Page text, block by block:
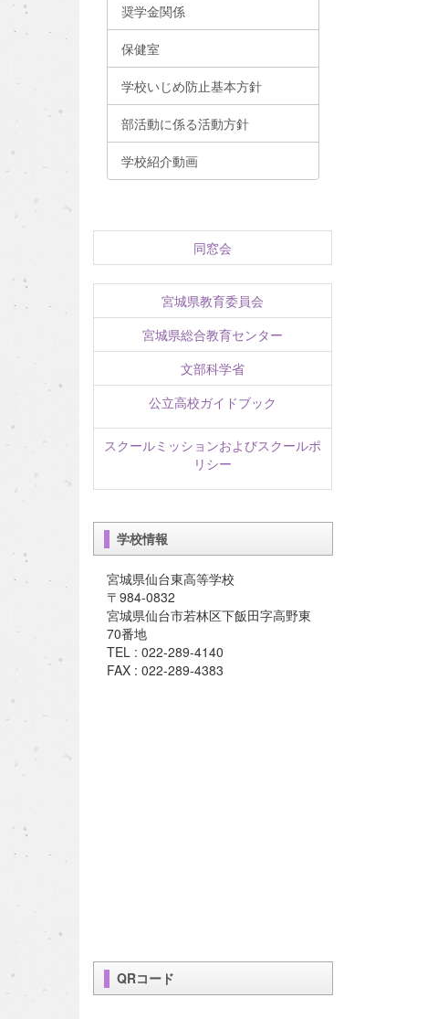
奨学金関係
保健室
学校いじめ防止基本方針
部活動に係る活動方針
学校紹介動画
同窓会
宮城県教育委員会
宮城県総合教育センター
文部科学省
公立高校ガイドブック
スクールミッションおよびスクールポ
リシー
学校情報
宮城県仙台東高等学校
〒984-0832
宮城県仙台市若林区下飯田字高野東
70番地
TEL : 022-289-4140
FAX : 022-289-4383
QRコード